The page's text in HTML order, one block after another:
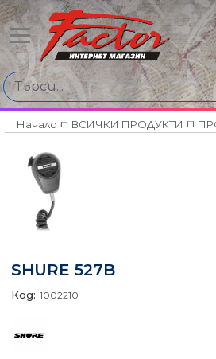
Начало ВСИЧКИ ПРОДУКТИ
SHURE 527B
Код: 1002210